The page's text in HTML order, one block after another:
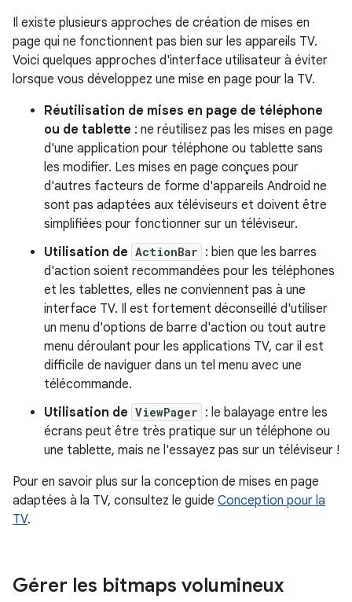
Il existe plusieurs approches de création de mises en
page qui ne fonctionnent pas bien sur les appareils TV.
Voici quelques approches d'interface utilisateur à éviter
lorsque vous développez une mise en page pour la TV.
Réutilisation de mises en page de téléphone
ou de tablette : ne réutilisez pas les mises en page
d'une application pour téléphone ou tablette sans
les modifier. Les mises en page conçues pour
d'autres facteurs de forme d'appareils Android ne
sont pas adaptées aux téléviseurs et doivent être
simplifiées pour fonctionner sur un téléviseur.
Utilisation de ActionBar : bien que les barres
d'action soient recommandées pour les téléphones
et les tablettes, elles ne conviennent pas à une
interface TV. Il est fortement déconseillé d'utiliser
un menu d'options de barre d'action ou tout autre
menu déroulant pour les applications TV, car il est
difficile de naviguer dans un tel menu avec une
télécommande.
Utilisation de ViewPager : le balayage entre les
écrans peut être très pratique sur un téléphone ou
une tablette, mais ne l'essayez pas sur un téléviseur !
Pour en savoir plus sur la conception de mises en page
adaptées à la TV, consultez le guide Conception pour la
TV.
Gérer les bitmaps volumineux